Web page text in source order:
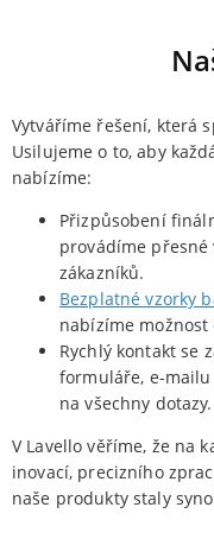
Vytváříme řešení, která
Usilujeme o to, aby
nabízíme:
Přizpůsobení
provádíme
zákazníků.
Bezplatné vzorky
nabízíme
Rychlý kontakt se
formuláře, e-
na všechny dotazy.
V Lavello věříme, že na
inovací, precizního
naše produkty staly